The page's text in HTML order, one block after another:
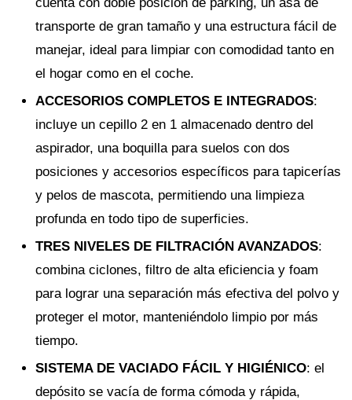
transporte de gran tamaño y una estructura fácil de
manejar, ideal para limpiar con comodidad tanto en
el hogar como en el coche.
ACCESORIOS COMPLETOS E INTEGRADOS:
incluye un cepillo 2 en 1 almacenado dentro del
aspirador, una boquilla para suelos con dos
posiciones y accesorios específicos para tapicerías
y pelos de mascota, permitiendo una limpieza
profunda en todo tipo de superficies.
TRES NIVELES DE FILTRACIÓN AVANZADOS:
combina ciclones, filtro de alta eficiencia y foam
para lograr una separación más efectiva del polvo y
proteger el motor, manteniéndolo limpio por más
tiempo.
SISTEMA DE VACIADO FÁCIL Y HIGIÉNICO: el
depósito se vacía de forma cómoda y rápida,